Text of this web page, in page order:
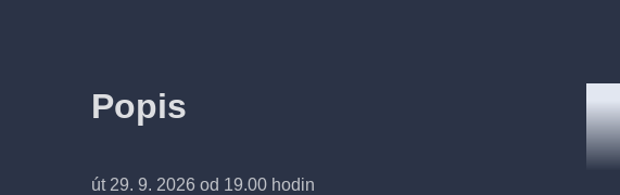
Popis
út 29. 9. 2026 od 19.00 hodin